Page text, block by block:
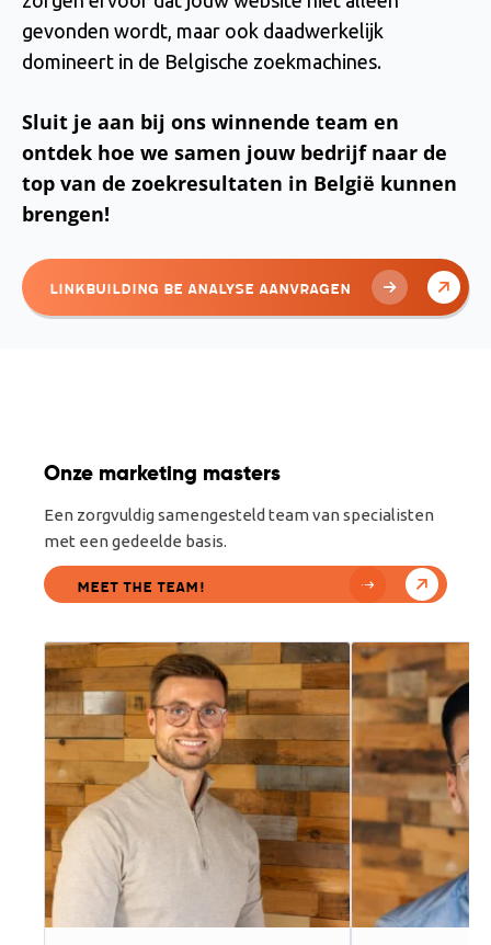
gevonden wordt, maar ook daadwerkelijk
domineert in de Belgische zoekmachines.
Sluit je aan bij ons winnende team en
ontdek hoe we samen jouw bedrijf naar de
top van de zoekresultaten in België kunnen
brengen!
Linkbuilding BE Analyse Aanvragen
Onze marketing masters
Een zorgvuldig samengesteld team van specialisten
met een gedeelde basis.
Meet The Team!